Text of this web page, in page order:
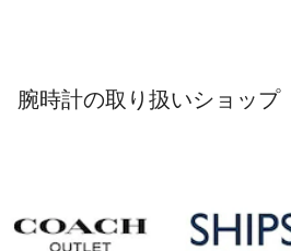
腕時計の取り扱いショップ